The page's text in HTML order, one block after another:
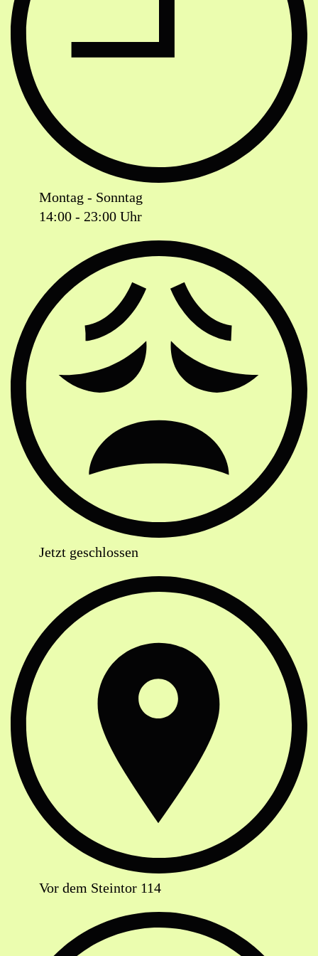
Montag - Sonntag
14:00 - 23:00 Uhr
Ist das Geschäft jetzt geöffnet oder geschlossen?
Jetzt geschlossen
Vor dem Steintor 114